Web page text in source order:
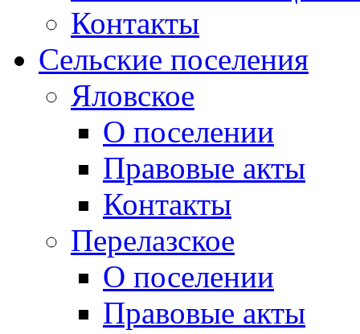
Контакты
Сельские поселения
Яловское
О поселении
Правовые акты
Контакты
Перелазское
О поселении
Правовые акты